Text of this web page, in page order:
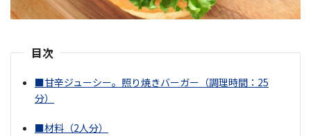
目次
■甘辛ジューシー。照り焼きバーガー（調理時間：25
分）
■材料（2人分）